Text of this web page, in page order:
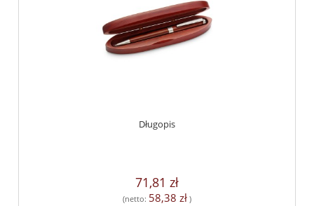
Długopis
71,81 zł
(netto: 58,38 zł )